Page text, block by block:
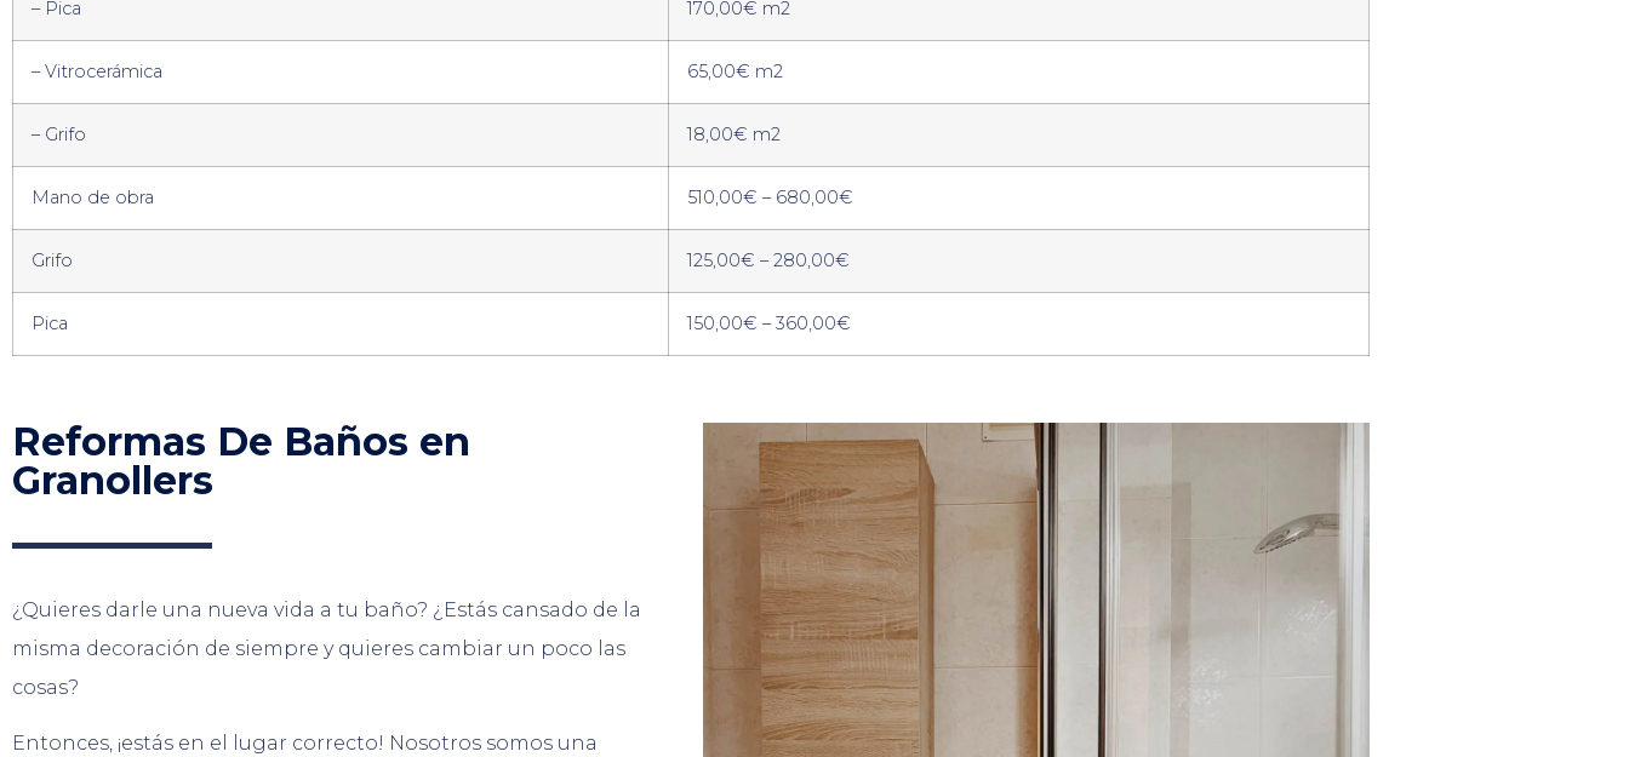
– Pica 170,00€ m2
– Vitrocerámica 65,00€ m2
– Grifo 18,00€ m2
Mano de obra 510,00€ – 680,00€
Grifo 125,00€ – 280,00€
Pica 150,00€ – 360,00€
Reformas De Baños en
Granollers
¿Quieres darle una nueva vida a tu baño? ¿Estás cansado de la
misma decoración de siempre y quieres cambiar un poco las
cosas?
Entonces, ¡estás en el lugar correcto! Nosotros somos una